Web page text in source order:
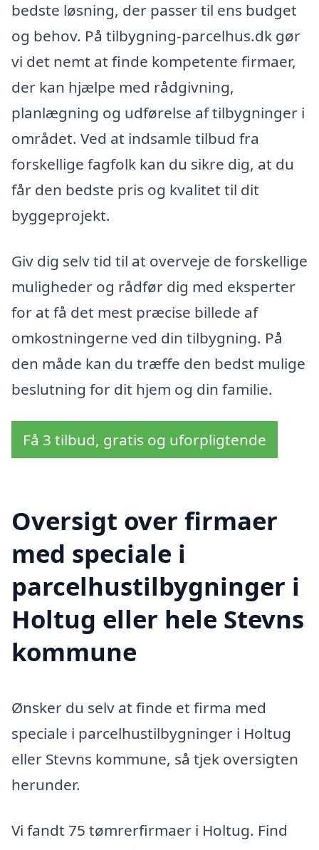
bedste løsning, der passer til ens budget
og behov. På tilbygning-parcelhus.dk gør
vi det nemt at finde kompetente firmaer,
der kan hjælpe med rådgivning,
planlægning og udførelse af tilbygninger i
området. Ved at indsamle tilbud fra
forskellige fagfolk kan du sikre dig, at du
får den bedste pris og kvalitet til dit
byggeprojekt.
Giv dig selv tid til at overveje de forskellige
muligheder og rådfør dig med eksperter
for at få det mest præcise billede af
omkostningerne ved din tilbygning. På
den måde kan du træffe den bedst mulige
beslutning for dit hjem og din familie.
Få 3 tilbud, gratis og uforpligtende
Oversigt over firmaer
med speciale i
parcelhustilbygninger i
Holtug eller hele Stevns
kommune
Ønsker du selv at finde et firma med
speciale i parcelhustilbygninger i Holtug
eller Stevns kommune, så tjek oversigten
herunder.
Vi fandt 75 tømrerfirmaer i Holtug. Find